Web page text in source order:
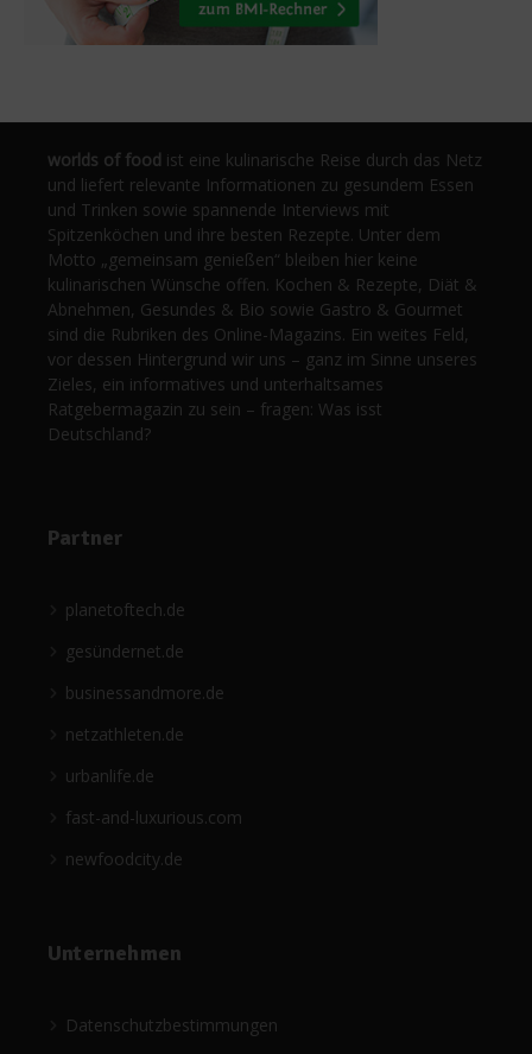
worlds of food ist eine kulinarische Reise durch das Netz
und liefert relevante Informationen zu gesundem Essen
und Trinken sowie spannende Interviews mit
Spitzenköchen und ihre besten Rezepte. Unter dem
Motto „gemeinsam genießen“ bleiben hier keine
kulinarischen Wünsche offen. Kochen & Rezepte, Diät &
Abnehmen, Gesundes & Bio sowie Gastro & Gourmet
sind die Rubriken des Online-Magazins. Ein weites Feld,
vor dessen Hintergrund wir uns – ganz im Sinne unseres
Zieles, ein informatives und unterhaltsames
Ratgebermagazin zu sein – fragen: Was isst
Deutschland?
Partner
planetoftech.de
gesündernet.de
businessandmore.de
netzathleten.de
urbanlife.de
fast-and-luxurious.com
newfoodcity.de
Unternehmen
Datenschutzbestimmungen